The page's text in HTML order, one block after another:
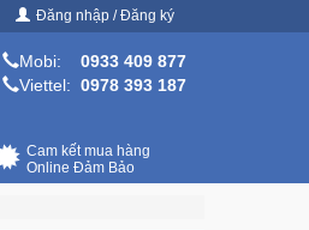
Đăng nhập / Đăng ký
Mobi:
0933 409 877
Viettel: 0978 393 187
Cam kết mua hàng
Online Đảm Bảo